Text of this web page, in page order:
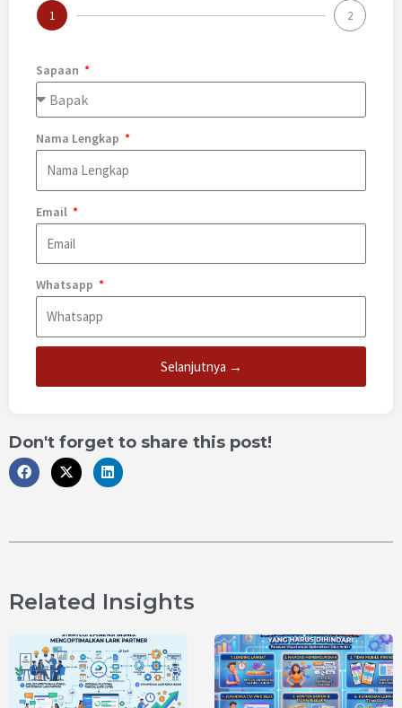
1 2
Sapaan
Nama Lengkap
Email
Whatsapp
Selanjutnya →
Don't forget to share this post!
Related Insights